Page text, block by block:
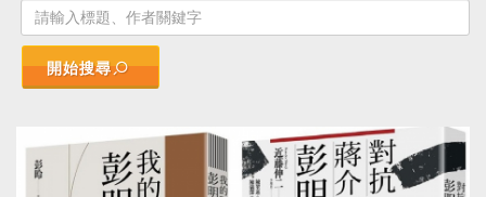
開始搜尋